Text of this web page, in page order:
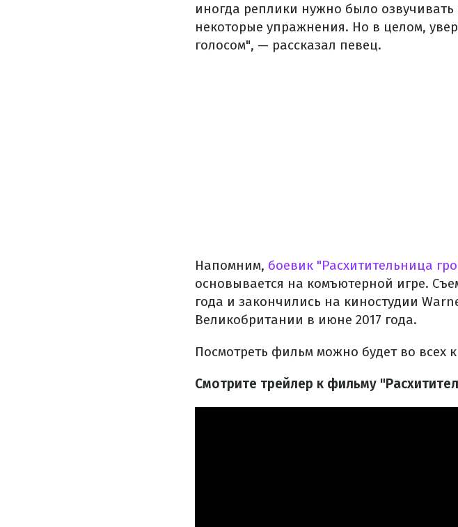
иногда реплики нужно было
некоторые упражнения. Но в целом,
голосом", — рассказал певец.
Напомним, боевик "Расхитительница
основывается на комъютерной игре.
года и закончились на киностудии
Великобритании в июне 2017 года.
Посмотреть фильм можно будет во всех
Смотрите трейлер к фильму